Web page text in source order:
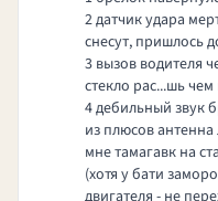
2 датчик удара
снесут, пришлось
3 вызов водителя
стекло рас...шь
4 дебильный звук
из плюсов антенна
мне тамагавк на
(хотя у бати
двигателя - не